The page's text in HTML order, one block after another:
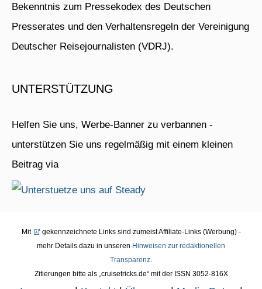
Bekenntnis zum Pressekodex des Deutschen
Presserates und den Verhaltensregeln der Vereinigung
Deutscher Reisejournalisten (VDRJ).
UNTERSTÜTZUNG
Helfen Sie uns, Werbe-Banner zu verbannen -
unterstützen Sie uns regelmäßig mit einem kleinen
Beitrag via
Mit
gekennzeichnete Links sind zumeist Affiliate-Links (Werbung) -
mehr Details dazu in unseren Hinweisen zur redaktionellen
Transparenz
Zitierungen bitte als „cruisetricks.de“ mit der ISSN 3052-816X